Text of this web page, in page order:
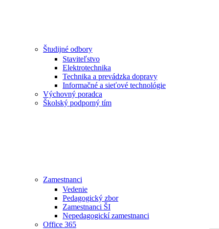
Študijné odbory
Staviteľstvo
Elektrotechnika
Technika a prevádzka dopravy
Informačné a sieťové technológie
Výchovný poradca
Školský podporný tím
Zamestnanci
Vedenie
Pedagogický zbor
Zamestnanci ŠI
Nepedagogickí zamestnanci
Office 365